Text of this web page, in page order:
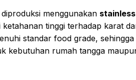
diproduksi menggunakan stainless
ketahanan tinggi terhadap karat
standar food grade, sehingga
kebutuhan rumah tangga